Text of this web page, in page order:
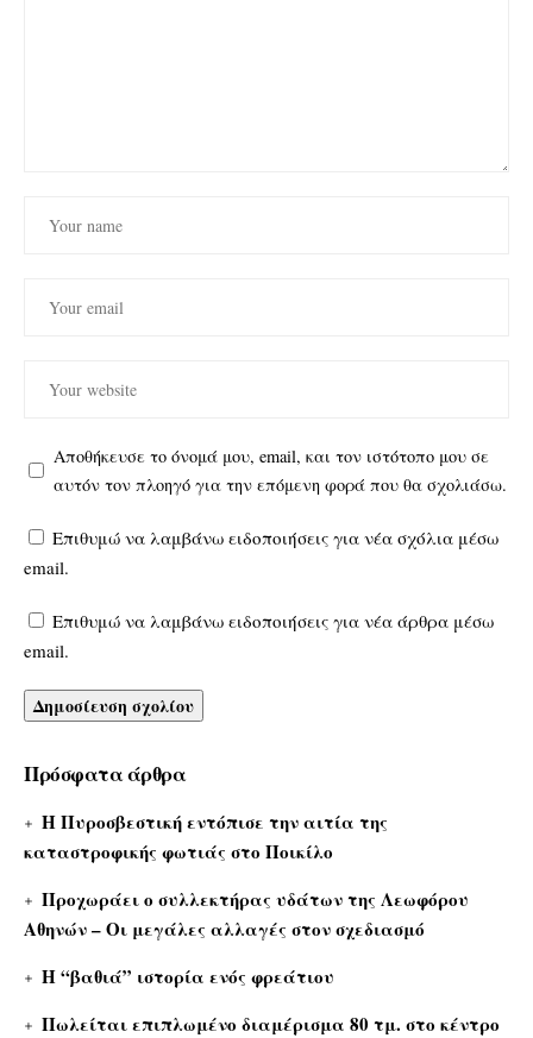
Αποθήκευσε το όνομά μου, email, και τον ιστότοπο μου σε
αυτόν τον πλοηγό για την επόμενη φορά που θα σχολιάσω.
Επιθυμώ να λαμβάνω ειδοποιήσεις για νέα σχόλια μέσω
email.
Επιθυμώ να λαμβάνω ειδοποιήσεις για νέα άρθρα μέσω
email.
Πρόσφατα άρθρα
Η Πυροσβεστική εντόπισε την αιτία της
καταστροφικής φωτιάς στο Ποικίλο
Προχωράει ο συλλεκτήρας υδάτων της Λεωφόρου
Αθηνών – Οι μεγάλες αλλαγές στον σχεδιασμό
Η “βαθιά” ιστορία ενός φρεάτιου
Πωλείται επιπλωμένο διαμέρισμα 80 τμ. στο κέντρο